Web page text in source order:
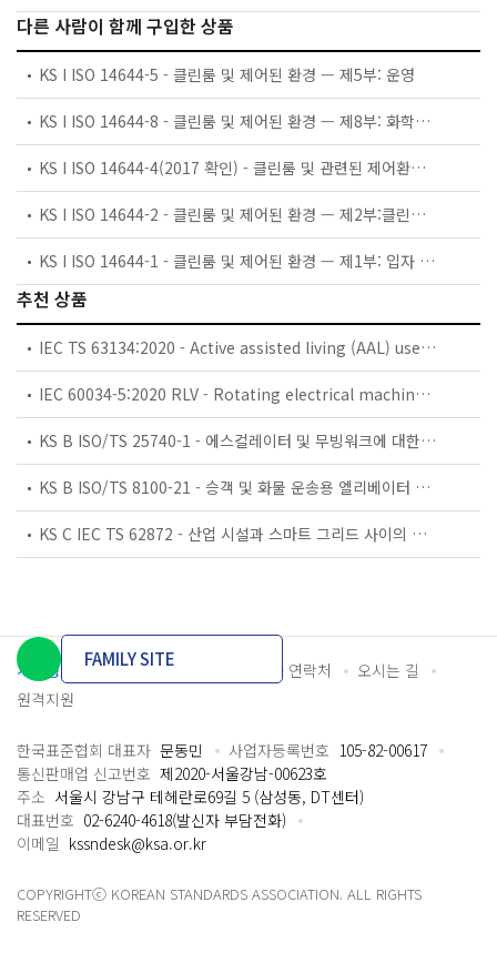
다른 사람이 함께 구입한 상품
KS I ISO 14644-5 - 클린룸 및 제어된 환경 — 제5부: 운영
KS I ISO 14644-8 - 클린룸 및 제어된 환경 — 제8부: 화학물질 농도에 따른 공기 청정도 등급 분류
KS I ISO 14644-4(2017 확인) - 클린룸 및 관련된 제어환경-제4부: 설계, 공사 및 조업 개시
KS I ISO 14644-2 - 클린룸 및 제어된 환경 — 제2부:클린룸 성능 확인을 위한 입자 농도 모니터링
KS I ISO 14644-1 - 클린룸 및 제어된 환경 — 제1부: 입자 농도에 의한 공기 청정도 등급분류
추천 상품
IEC TS 63134:2020 - Active assisted living (AAL) use cases
IEC 60034-5:2020 RLV - Rotating electrical machines - Part 5: Degrees of protection provided by the integral design of rotating electrical machines (IP code) - Classification
KS B ISO/TS 25740-1 - 에스컬레이터 및 무빙워크에 대한 안전요건 — 제1부: 세계공통 필수 안전요건(GESRs)
KS B ISO/TS 8100-21 - 승객 및 화물 운송용 엘리베이터 —제21부: 세계공통 필수안전요건(GESRs)을 충족하는 세계공통 안전 파라미터(GSPs)
KS C IEC TS 62872 - 산업 시설과 스마트 그리드 사이의 산업 공정 측정, 제어 및 자동화 시스템 인터페이스
개인정보처리방침 이용약관 담당자 연락처
오시는 길
원격지원
FAMILY SITE
한국표준협회 대표자 문동민 사업자등록번호 105-82-00617
통신판매업 신고번호 제2020-서울강남-00623호
주소 서울시 강남구 테헤란로69길 5 (삼성동, DT센터)
대표번호 02-6240-4618(발신자 부담전화)
이메일 kssndesk@ksa.or.kr
COPYRIGHTⓒ KOREAN STANDARDS ASSOCIATION. ALL RIGHTS
RESERVED